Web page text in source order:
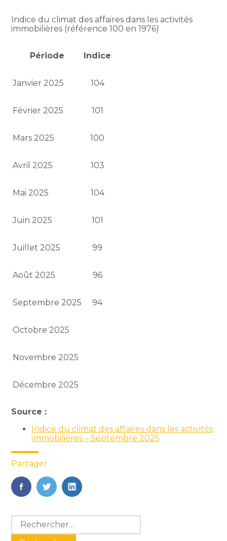
Indice du climat des affaires dans les activités
immobilières (référence 100 en 1976)
Période Indice
Janvier 2025 104
Février 2025 101
Mars 2025 100
Avril 2025 103
Mai 2025 104
Juin 2025 101
Juillet 2025 99
Août 2025 96
Septembre 2025 94
Octobre 2025
Novembre 2025
Décembre 2025
Source :
Indice du climat des affaires dans les activités
immobilières – Septembre 2025
Partager :
FaceBook
TwitterLinkedIn
Blog
sidebar
Rechercher :